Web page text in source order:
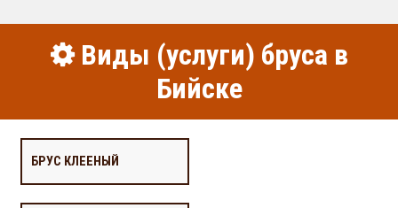
Виды (услуги) бруса в
Бийске
БРУС КЛЕЕНЫЙ